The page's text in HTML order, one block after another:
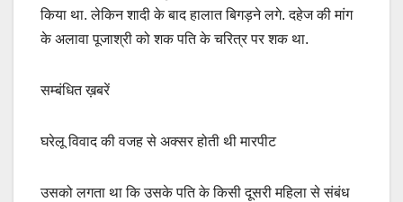
किया था. लेकिन शादी के बाद हालात बिगड़ने लगे. दहेज की मांग
के अलावा पूजाश्री को शक पति के चरित्र पर शक था.
सम्बंधित ख़बरें
घरेलू विवाद की वजह से अक्सर होती थी मारपीट
उसको लगता था कि उसके पति के किसी दूसरी महिला से संबंध